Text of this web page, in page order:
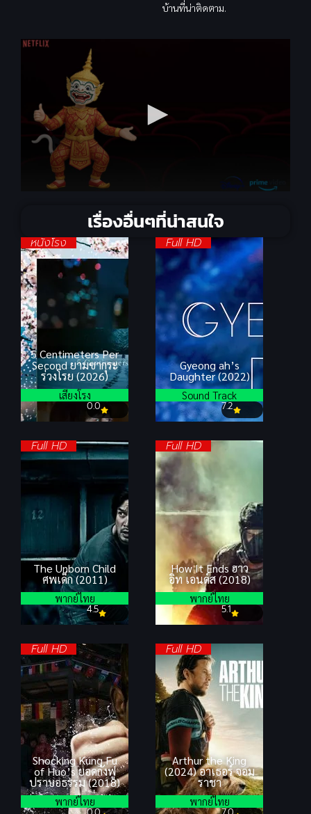
บ้านที่น่าติดตาม.
เรื่องอื่นๆที่น่าสนใจ
หนังโรง
5 Centimeters Per
Second ยามซากุระ
ร่วงโรย (2026)
0.0
เสียงโรง
Full HD
Gyeong ah’s
Daughter (2022)
7.2
Sound Track
Full HD
The Unborn Child
ศพเด็ก (2011)
4.5
พากย์ไทย
Full HD
How It Ends ฮาว
อิท เอนด์ส (2018)
5.1
พากย์ไทย
Full HD
Shocking Kung Fu
of Huo’s ยอดกังฟู
ปราบอธรรม (2018)
พากย์ไทย
Full HD
Arthur the King
(2024) อาเธอร์ จอม
ราชา
พากย์ไทย